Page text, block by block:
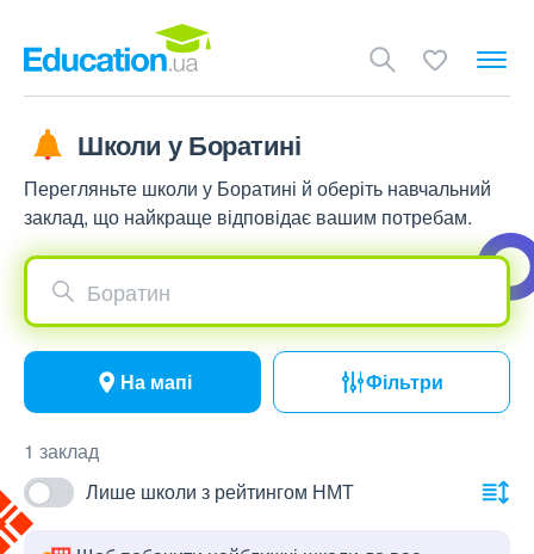
Школи у Боратині
Перегляньте школи у Боратині й оберіть навчальний
заклад, що найкраще відповідає вашим потребам.
Боратин
На мапі Фільтри
1 заклад
Лише школи з рейтингом НМТ